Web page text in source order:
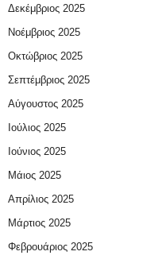
Δεκέμβριος 2025
Νοέμβριος 2025
Οκτώβριος 2025
Σεπτέμβριος 2025
Αύγουστος 2025
Ιούλιος 2025
Ιούνιος 2025
Μάιος 2025
Απρίλιος 2025
Μάρτιος 2025
Φεβρουάριος 2025